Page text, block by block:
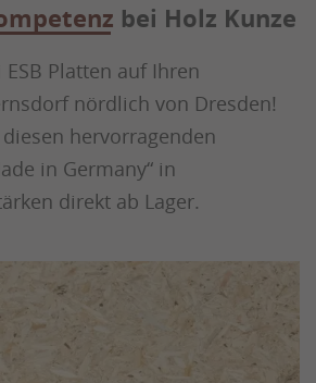
bei Holz Kunze
Platten auf Ihren
nördlich von Dresden!
hervorragenden
in Germany“ in
direkt ab Lager.